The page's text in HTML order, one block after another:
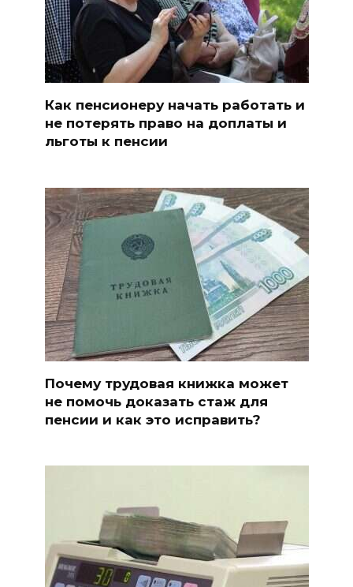
Как пенсионеру начать работать и
не потерять право на доплаты и
льготы к пенсии
Почему трудовая книжка может
не помочь доказать стаж для
пенсии и как это исправить?